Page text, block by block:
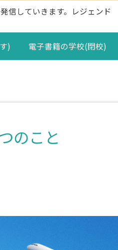
信していきます。レジェン
) 電子書籍の学校(閉校)
のこと